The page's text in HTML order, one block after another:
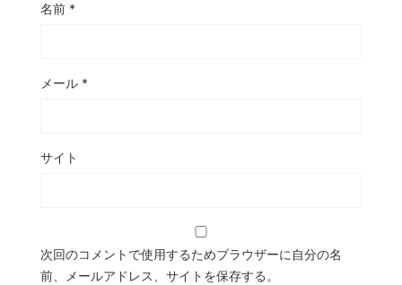
名前 *
メール *
サイト
次回のコメントで使用するためブラウザーに自分の名
前、メールアドレス、サイトを保存する。